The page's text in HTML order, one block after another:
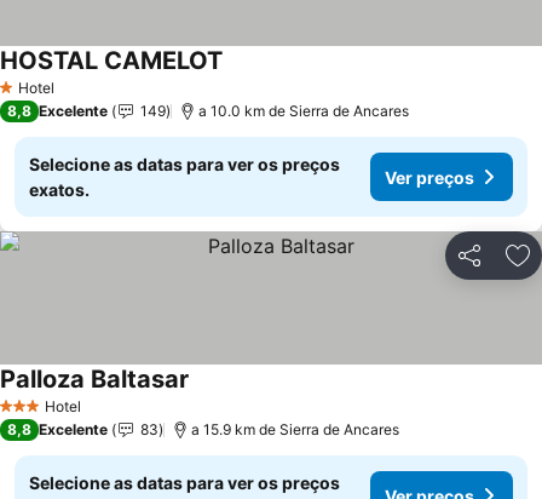
1 Estrelas
Hotel
HOSTAL CAMELOT
8,8 Excelente 149 a 10.0 km de Sierra de Ancares
Selecione as datas para ver os preços
exatos.
Ver preços
Partilhar
3 EstrelasHotel
Palloza Baltasar
8,8 Excelente 83 a 15.9 km de Sierra de Ancares
Selecione as datas para ver os preços